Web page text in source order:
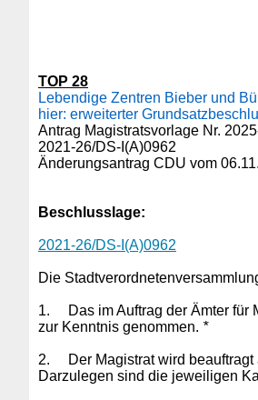
TOP 28
Lebendige Zentren Bieber und
hier: erweiterter
Antrag Magistratsvorlage Nr.
2021-26/DS-I(A)0962
Änderungsantrag CDU vom
Beschlusslage:
2021-26/DS-I(A)0962
Die
1.
Das im Auftrag der Ämter
zur Kenntnis genommen. *
2.
Der Magistrat wird
Darzulegen sind die jeweiligen